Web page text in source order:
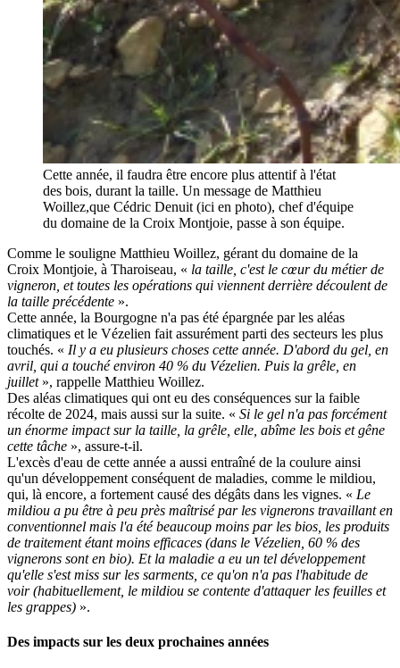
Cette année, il faudra être encore plus attentif à l'état
des bois, durant la taille. Un message de Matthieu
Woillez,que Cédric Denuit (ici en photo), chef d'équipe
du domaine de la Croix Montjoie, passe à son équipe.
Comme le souligne Matthieu Woillez, gérant du domaine de la
Croix Montjoie, à Tharoiseau, « la taille, c'est le cœur du métier de
vigneron, et toutes les opérations qui viennent derrière découlent de
la taille précédente ».
Cette année, la Bourgogne n'a pas été épargnée par les aléas
climatiques et le Vézelien fait assurément parti des secteurs les plus
touchés. « Il y a eu plusieurs choses cette année. D'abord du gel, en
avril, qui a touché environ 40 % du Vézelien. Puis la grêle, en
juillet», rappelle Matthieu Woillez.
Des aléas climatiques qui ont eu des conséquences sur la faible
récolte de 2024, mais aussi sur la suite. « Si le gel n'a pas forcément
un énorme impact sur la taille, la grêle, elle, abîme les bois et gêne
cette tâche », assure-t-il.
L'excès d'eau de cette année a aussi entraîné de la coulure ainsi
qu'un développement conséquent de maladies, comme le mildiou,
qui, là encore, a fortement causé des dégâts dans les vignes. « Le
mildiou a pu être à peu près maîtrisé par les vignerons travaillant en
conventionnel mais l'a été beaucoup moins par les bios, les produits
de traitement étant moins efficaces (dans le Vézelien, 60 % des
vignerons sont en bio). Et la maladie a eu un tel développement
qu'elle s'est miss sur les sarments, ce qu'on n'a pas l'habitude de
voir (habituellement, le mildiou se contente d'attaquer les feuilles et
les grappes) ».
Des impacts sur les deux prochaines années